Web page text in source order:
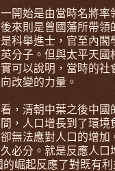
開始是由當時名將率
來則是曾國藩所帶領
科舉進士，官至內閣
分子。但與太平天國
可以說明，當時的社
改變的力量。
，清朝中葉之後中國
，人口增長到了環境
無法應對人口的增加
必分。就是反應人口
崛起反應了對既有